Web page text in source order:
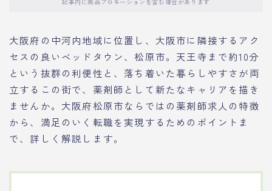
大阪府の中河内地域に位置し、大阪市に隣接するアク
セスの良いベッドタウン、松原市。天王寺まで約10分
という抜群の利便性と、落ち着いた暮らしやすさが両
立するこの街で、薬剤師として新たなキャリアを描き
ませんか。大阪府松原市ならではの薬剤師求人の特徴
から、満足のいく転職を実現するためのポイントま
で、詳しく解説します。